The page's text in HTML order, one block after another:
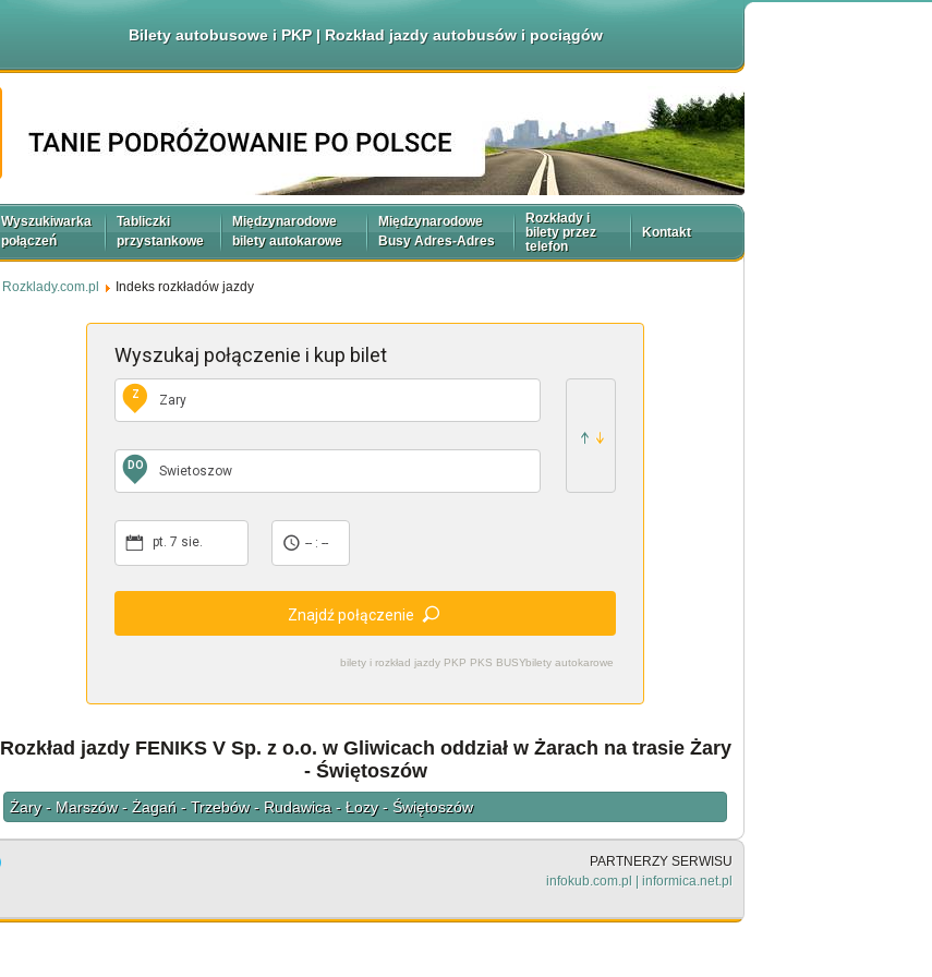
Bilety autobusowe i PKP | Rozkład jazdy autobusów i pociągów
Wyszukiwarka
połączeń
Tabliczki
przystankowe
Międzynarodowe
bilety autokarowe
Międzynarodowe
Busy Adres-Adres
Rozkłady i
bilety przez
telefon
Kontakt
Rozklady.com.pl Indeks rozkładów jazdy
bilety i rozkład jazdy PKP PKS BUSYbilety autokarowe
Wyszukaj połączenie i kup bilet
Z
DO
pt. 7 sie. -- : --
Znajdź połączenie
Rozkład jazdy FENIKS V Sp. z o.o. w Gliwicach oddział w Żarach na trasie Żary
- Świętoszów
Żary - Marszów - Żagań - Trzebów - Rudawica - Łozy - Świętoszów
PARTNERZY SERWISU
infokub.com.pl | informica.net.pl